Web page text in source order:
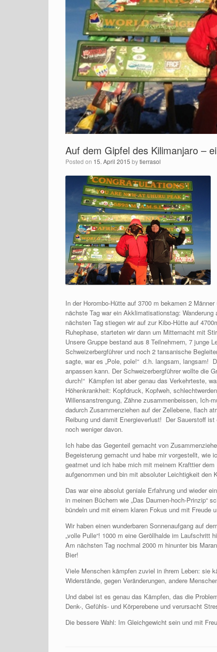
Auf dem Gipfel des Kilimanjaro –
Posted on 15. April 2015 bytierrasol
In der Horombo-Hütte auf 3700 m bekamen 2
nächste Tag war ein Akklimatisationstag:
nächsten Tag stiegen wir auf zur Kibo-Hütte auf
Ruhephase, starteten wir dann um Mitternacht mit
Unsere Gruppe bestand aus 8 Teilnehmern, 7 junge
Schweizerbergführer und noch 2 tansanische
sagte, war es „Pole, pole!“ d.h. langsam, langsam!
anpassen kann. Der Schweizerbergführer wollte die
durch!“ Kämpfen ist aber genau das Verkehrteste,
Höhenkrankheit: Kopfdruck, Kopfweh,
Willensanstrengung, Zähne zusammenbeissen, Ich-
dadurch Zusammenziehen auf der Zellebene, flach
Reibung und damit Energieverlust! Der Sauerstoff
noch weniger davon.
Ich habe das Gegenteil gemacht von
Begeisterung gemacht und habe mir vorgestellt, wie
geatmet und ich habe mich mit meinem Krafttier
aufgenommen und bin mit absoluter Leichtigkeit den
Das war eine absolut geniale Erfahrung und wieder
in meinen Büchern wie „Das Daumen-hoch-Prinzip“
bündeln und mit einem klaren Fokus und mit Freude
Wir haben einen wunderbaren Sonnenaufgang auf
„volle Pulle“! 1000 m eine Geröllhalde im Laufschritt
Am nächsten Tag nochmal 2000 m hinunter bis
Bier!
Viele Menschen kämpfen zuviel in ihrem Leben: sie
Widerstände, gegen Veränderungen, andere
Und dabei ist es genau das Kämpfen, das die
Denk-, Gefühls- und Körperebene und verursacht
Die bessere Wahl: Im Gleichgewicht sein und mit